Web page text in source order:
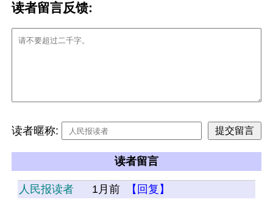
读者留言反馈:
读者暱称:
读者留言
人民报读者 1月前
【回复】